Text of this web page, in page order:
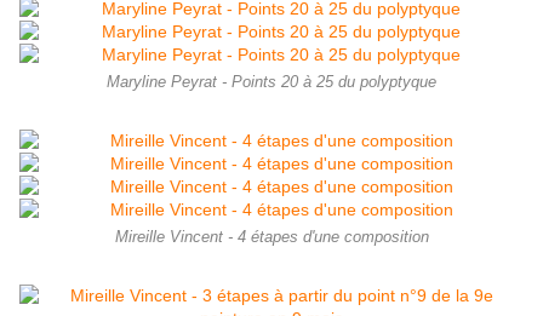
Maryline Peyrat - Points 20 à 25 du polyptyque
Mireille Vincent - 4 étapes d'une composition